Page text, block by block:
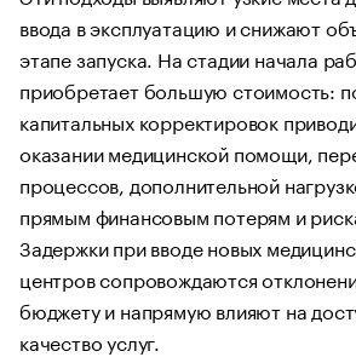
ввода в эксплуатацию и снижают
этапе запуска. На стадии начала
приобретает большую стоимость:
капитальных корректировок
оказании медицинской помощи,
процессов, дополнительной
прямым финансовым потерям и
Задержки при вводе новых
центров сопровождаются
бюджету и напрямую влияют на
качество услуг.